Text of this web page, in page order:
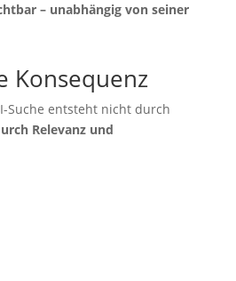
– unabhängig von seiner
Konsequenz
Suche entsteht nicht durch
Relevanz und